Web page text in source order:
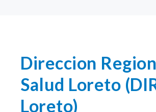
Direccion
Salud Loreto
Loreto)